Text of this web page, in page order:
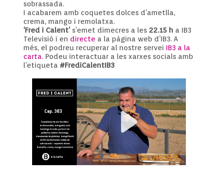
sobrassada.
I acabarem amb coquetes dolces d’ametlla,
crema, mango i remolatxa.
‘Fred i Calent’ s’emet dimecres a les 22.15 h a IB3
Televisió i en directe a la pàgina web d’IB3. A
més, el podreu recuperar al nostre servei IB3 a la
carta. Podeu interactuar a les xarxes socials amb
l’etiqueta #FrediCalentIB3